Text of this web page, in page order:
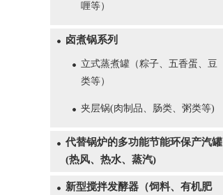
喱等）
卤煮锅系列
立式蒸煮罐（粽子、五香蛋、豆
类等）
夹层锅(肉制品、肠类、粥类等)
代替锅炉的多功能节能环保产汽罐
(热风、热水、蒸汽)
新型搅拌发酵器（饲料、有机肥